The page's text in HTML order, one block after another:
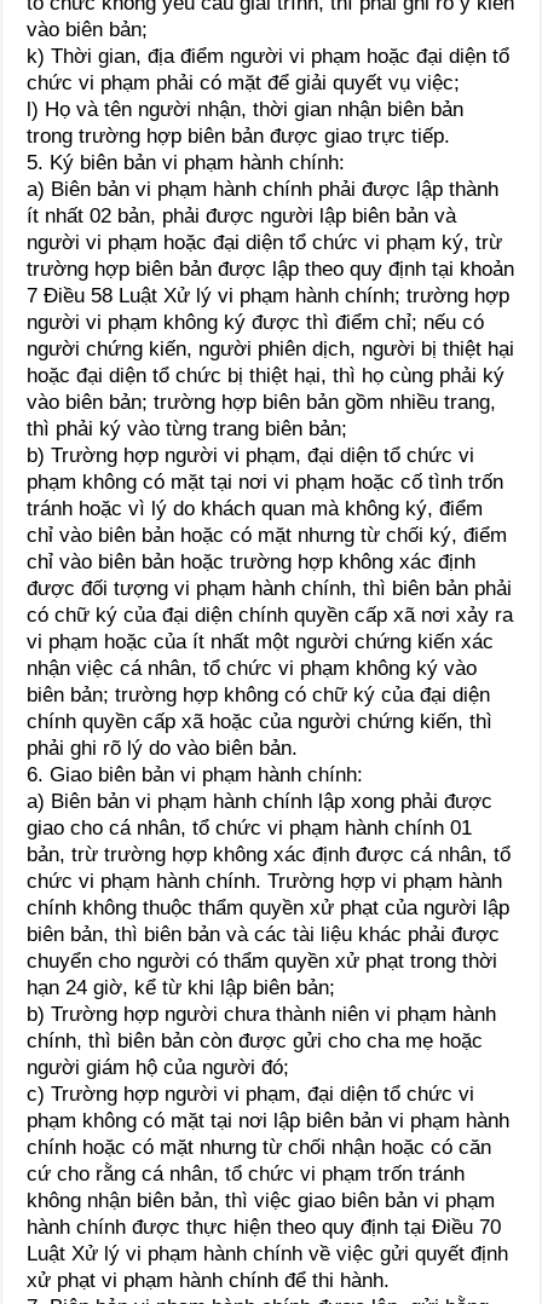
vào biên bản;
k) Thời gian, địa điểm người vi phạm hoặc đại diện tổ
chức vi phạm phải có mặt để giải quyết vụ việc;
l) Họ và tên người nhận, thời gian nhận biên bản
trong trường hợp biên bản được giao trực tiếp.
5. Ký biên bản vi phạm hành chính:
a) Biên bản vi phạm hành chính phải được lập thành
ít nhất 02 bản, phải được người lập biên bản và
người vi phạm hoặc đại diện tổ chức vi phạm ký, trừ
trường hợp biên bản được lập theo quy định tại khoản
7 Điều 58 Luật Xử lý vi phạm hành chính; trường hợp
người vi phạm không ký được thì điểm chỉ; nếu có
người chứng kiến, người phiên dịch, người bị thiệt hại
hoặc đại diện tổ chức bị thiệt hại, thì họ cùng phải ký
vào biên bản; trường hợp biên bản gồm nhiều trang,
thì phải ký vào từng trang biên bản;
b) Trường hợp người vi phạm, đại diện tổ chức vi
phạm không có mặt tại nơi vi phạm hoặc cố tình trốn
tránh hoặc vì lý do khách quan mà không ký, điểm
chỉ vào biên bản hoặc có mặt nhưng từ chối ký, điểm
chỉ vào biên bản hoặc trường hợp không xác định
được đối tượng vi phạm hành chính, thì biên bản phải
có chữ ký của đại diện chính quyền cấp xã nơi xảy ra
vi phạm hoặc của ít nhất một người chứng kiến xác
nhận việc cá nhân, tổ chức vi phạm không ký vào
biên bản; trường hợp không có chữ ký của đại diện
chính quyền cấp xã hoặc của người chứng kiến, thì
phải ghi rõ lý do vào biên bản.
6. Giao biên bản vi phạm hành chính:
a) Biên bản vi phạm hành chính lập xong phải được
giao cho cá nhân, tổ chức vi phạm hành chính 01
bản, trừ trường hợp không xác định được cá nhân, tổ
chức vi phạm hành chính. Trường hợp vi phạm hành
chính không thuộc thẩm quyền xử phạt của người lập
biên bản, thì biên bản và các tài liệu khác phải được
chuyển cho người có thẩm quyền xử phạt trong thời
hạn 24 giờ, kể từ khi lập biên bản;
b) Trường hợp người chưa thành niên vi phạm hành
chính, thì biên bản còn được gửi cho cha mẹ hoặc
người giám hộ của người đó;
c) Trường hợp người vi phạm, đại diện tổ chức vi
phạm không có mặt tại nơi lập biên bản vi phạm hành
chính hoặc có mặt nhưng từ chối nhận hoặc có căn
cứ cho rằng cá nhân, tổ chức vi phạm trốn tránh
không nhận biên bản, thì việc giao biên bản vi phạm
hành chính được thực hiện theo quy định tại Điều 70
Luật Xử lý vi phạm hành chính về việc gửi quyết định
xử phạt vi phạm hành chính để thi hành.